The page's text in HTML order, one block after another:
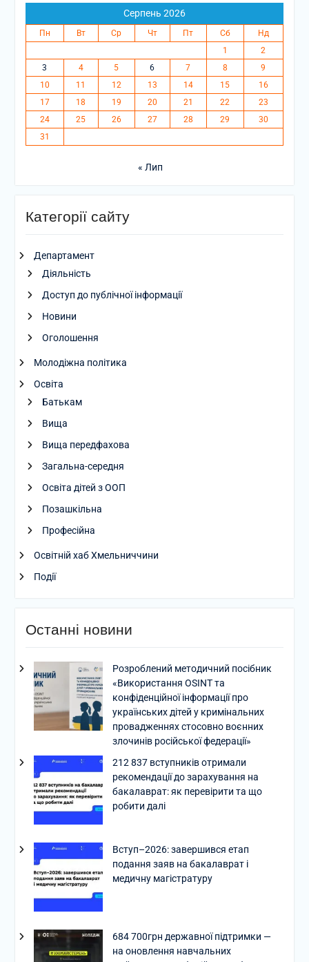
Серпень 2026
Пн Вт Ср Чт Пт Сб
Нд
1
2
3
4 5 6 7 8
9
10
11 12 13 14 15
16
17
18 19 20 21 22
23
24
25 26 27 28 29
30
31
« Лип
Категорії сайту
Департамент
Діяльність
Доступ до публічної інформації
Новини
Оголошення
Молодіжна політика
Освіта
Батькам
Вища
Вища передфахова
Загальна-середня
Освіта дітей з ООП
Позашкільна
Професійна
Освітній хаб Хмельниччини
Події
Останні новини
Розроблений методичний посібник
«Використання OSINT та
конфіденційної інформації про
українських дітей у кримінальних
провадженнях стосовно воєнних
злочинів російської федерації»
212 837 вступників отримали
рекомендації до зарахування на
бакалаврат: як перевірити та що
робити далі
Вступ–2026: завершився етап
подання заяв на бакалаврат і
медичну магістратуру
684 700грн державної підтримки —
на оновлення навчальних